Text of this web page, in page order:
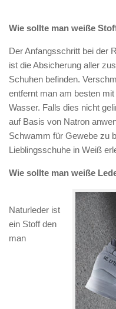
Wie sollte man weiße
Der Anfangsschritt bei der
ist die Absicherung aller
Schuhen befinden.
entfernt man am besten
Wasser. Falls dies nicht
auf Basis von Natron
Schwamm für Gewebe zu
Lieblingsschuhe in Weiß
Wie sollte man weiße
Naturleder ist
ein Stoff den
man